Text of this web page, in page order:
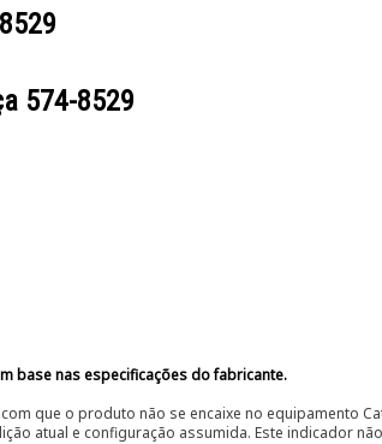
574-8529
base nas especificações do fabricante.
que o produto não se encaixe no equipamento
atual e configuração assumida. Este indicador